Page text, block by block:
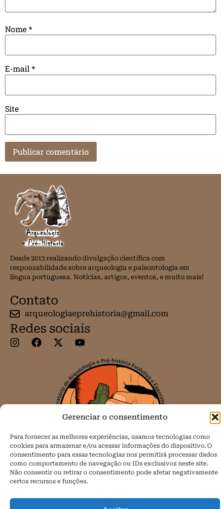
Gerenciar o consentimento
Para fornecer as melhores experiências, usamos tecnologias como
cookies para armazenar e/ou acessar informações do dispositivo. O
consentimento para essas tecnologias nos permitirá processar dados
como comportamento de navegação ou IDs exclusivos neste site.
Não consentir ou retirar o consentimento pode afetar negativamente
certos recursos e funções.
Nome*
E-mail*
Site
Desde 2013 realizando divulgação científica com
responsabilidade sobre arqueologia e paleontologia em
língua portuguesa. Notícias, artigos, eventos, e muito mais!
Contato
arqueologiaeprehistoria@gmail.com
Redes sociais